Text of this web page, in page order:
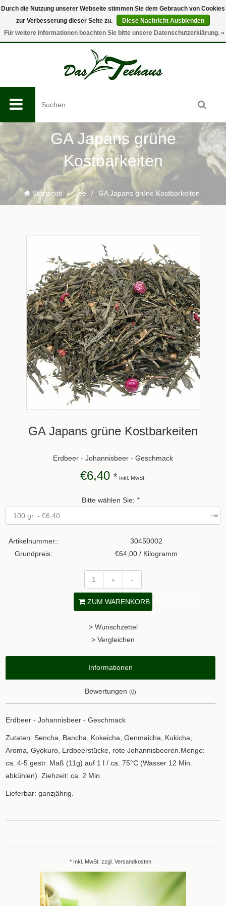
0
GA Japans grüne
Kostbarkeiten
Startseite / Tee / GA Japans grüne Kostbarkeiten
GA Japans grüne Kostbarkeiten
Erdbeer - Johannisbeer - Geschmack
€6,40 * Inkl. MwSt.
Bitte wählen Sie: *
Artikelnummer::
30450002
Grundpreis:
€64,00 / Kilogramm
+ -
ZUM WARENKORB HINZUFÜGEN
> Wunschzettel
> Vergleichen
Informationen
Bewertungen (0)
Erdbeer - Johannisbeer - Geschmack
Zutaten: Sencha, Bancha, Kokeicha, Genmaicha, Kukicha,
Aroma, Gyokuro, Erdbeerstücke, rote Johannisbeeren.Menge:
ca. 4-5 gestr. Maß (11g) auf 1 l / ca. 75°C (Wasser 12 Min.
abkühlen). Ziehzeit: ca. 2 Min.
Lieferbar: ganzjährig.
* Inkl. MwSt. zzgl. Versandkosten
Durch die Nutzung unserer Webseite stimmen Sie dem Gebrauch von Cookies
zur Verbesserung dieser Seite zu.
Diese Nachricht Ausblenden
Für weitere Informationen beachten Sie bitte unsere Datenschutzerklärung. »